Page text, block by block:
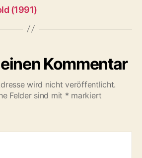
(1991)
Kommentar
wird nicht veröffentlicht.
Felder sind mit * markiert